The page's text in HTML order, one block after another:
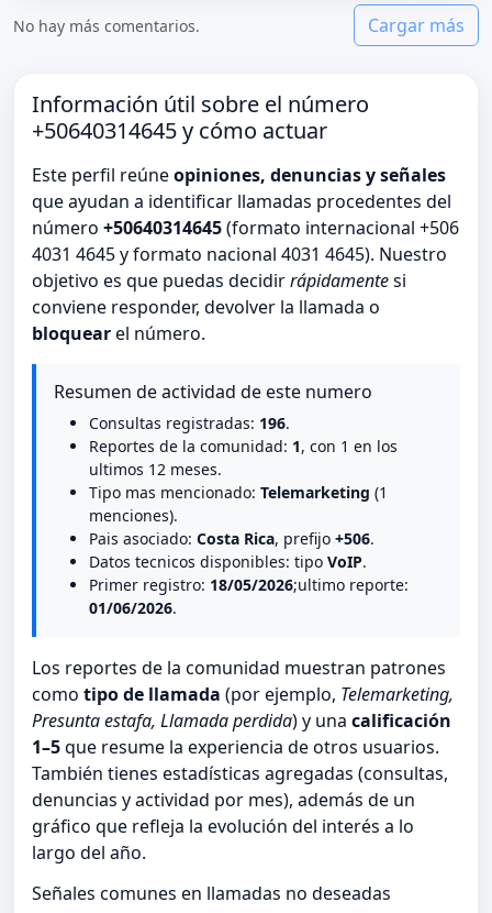
No hay más comentarios. Cargar más
Información útil sobre el número
+50640314645 y cómo actuar
Este perfil reúneopiniones, denuncias y señales
que ayudan a identificar llamadas procedentes del
número +50640314645(formato internacional +506
4031 4645 y formato nacional 4031 4645). Nuestro
objetivo es que puedas decidirrápidamentesi
conviene responder, devolver la llamada o
bloquearel número.
Resumen de actividad de este numero
Consultas registradas: 196.
Reportes de la comunidad: 1, con 1 en los
ultimos 12 meses.
Tipo mas mencionado: Telemarketing (1
menciones).
Pais asociado: Costa Rica, prefijo +506.
Datos tecnicos disponibles: tipo VoIP.
Primer registro: 18/05/2026;ultimo reporte:
01/06/2026.
Los reportes de la comunidad muestran patrones
como tipo de llamada (por ejemplo, Telemarketing,
Presunta estafa, Llamada perdida) y una calificación
1–5que resume la experiencia de otros usuarios.
También tienes estadísticas agregadas (consultas,
denuncias y actividad por mes), además de un
gráfico que refleja la evolución del interés a lo
largo del año.
Señales comunes en llamadas no deseadas